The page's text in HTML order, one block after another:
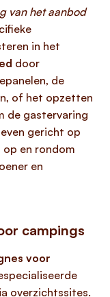
van het aanbod
in het
door
de
of het opzetten
de gastervaring
gericht op
en rondom
en
campings
voor
overzichtssites.